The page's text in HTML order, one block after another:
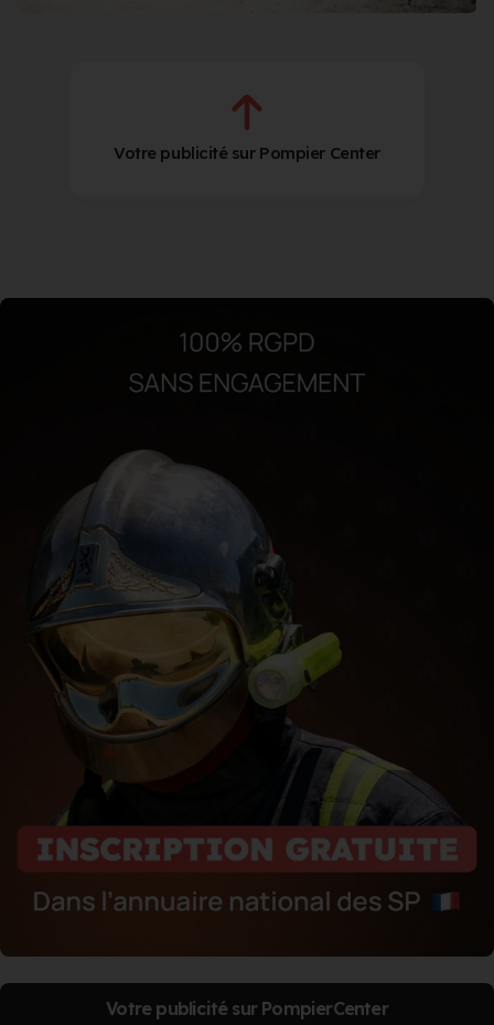
Votre publicité sur Pompier Center
Votre publicité sur PompierCenter